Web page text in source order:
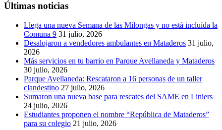
Últimas noticias
Llega una nueva Semana de las Milongas y no está incluída la
Comuna 9 31 julio, 2026
Desalojaron a vendedores ambulantes en Mataderos 31 julio,
2026
Más servicios en tu barrio en Parque Avellaneda y Mataderos
30 julio, 2026
Parque Avellaneda: Rescataron a 16 personas de un taller
clandestino 27 julio, 2026
Sumaron una nueva base para rescates del SAME en Liniers
24 julio, 2026
Estudiantes proponen el nombre “República de Mataderos”
para su colegio 21 julio, 2026